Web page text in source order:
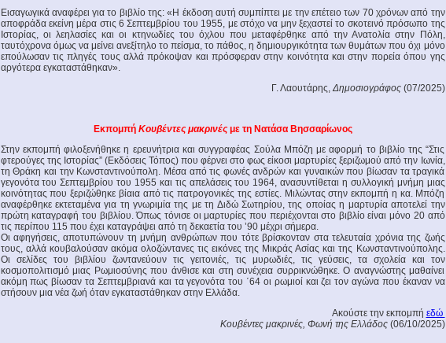
Εισαγωγικά αναφέρει για το βιβλίο της: «Η έκδοση αυτή συμπίπτει με την επέτειο των 70 χρόνων από την
αποφράδα εκείνη μέρα στις 6 Σεπτεμβρίου του 1955, με στόχο να μην ξεχαστεί το σκοτεινό πρόσωπο της
Ιστορίας, οι λεηλασίες και οι κτηνωδίες του όχλου που μεταφέρθηκε από την Ανατολία στην Πόλη,
ταυτόχρονα όμως να μείνει ανεξίτηλο το πείσμα, το πάθος, η δημιουργικότητα των θυμάτων που όχι μόνο
επούλωσαν τις πληγές τους αλλά πρόκοψαν και πρόσφεραν στην κοινότητα και στην πορεία όπου γης
αργότερα εγκαταστάθηκαν».
Γ. Λαουτάρης,Δημοσιογράφος(07/2025)
Εκπομπή Κουβέντες μακρινέςμε τη Νατάσα Βησσαρίωνος
Στην εκπομπή φιλοξενήθηκε η ερευνήτρια και συγγραφέας Σούλα Μπόζη με αφορμή το βιβλίο της “Στις
φτερούγες της Ιστορίας” (Εκδόσεις Τόπος) που φέρνει στο φως είκοσι μαρτυρίες ξεριζωμού από την Ιωνία,
τη Θράκη και την Κωνσταντινούπολη. Μέσα από τις φωνές ανδρών και γυναικών που βίωσαν τα τραγικά
γεγονότα του Σεπτεμβρίου του 1955 και τις απελάσεις του 1964, ανασυντίθεται η συλλογική μνήμη μιας
κοινότητας που ξεριζώθηκε βίαια από τις πατρογονικές της εστίες. Μιλώντας στην εκπομπή η κα. Μπόζη
αναφέρθηκε εκτεταμένα για τη γνωριμία της με τη Διδώ Σωτηρίου, της οποίας η μαρτυρία αποτελεί την
πρώτη καταγραφή του βιβλίου. Όπως τόνισε οι μαρτυρίες που περιέχονται στο βιβλίο είναι μόνο 20 από
τις περίπου 115 που έχει καταγράψει από τη δεκαετία του ’90 μέχρι σήμερα.
Οι αφηγήσεις, αποτυπώνουν τη μνήμη ανθρώπων που τότε βρίσκονταν στα τελευταία χρόνια της ζωής
τους, αλλά κουβαλούσαν ακόμα ολοζώντανες τις εικόνες της Μικράς Ασίας και της Κωνσταντινούπολης.
Οι σελίδες του βιβλίου ζωντανεύουν τις γειτονιές, τις μυρωδιές, τις γεύσεις, τα σχολεία και τον
κοσμοπολιτισμό μιας Ρωμιοσύνης που άνθισε και στη συνέχεια συρρικνώθηκε. Ο αναγνώστης μαθαίνει
ακόμη πως βίωσαν τα Σεπτεμβριανά και τα γεγονότα του ΄64 οι ρωμιοί και ζει τον αγώνα που έκαναν να
στήσουν μια νέα ζωή όταν εγκαταστάθηκαν στην Ελλάδα.
Ακούστε την εκπομπή εδώ
Κουβέντες μακρινές, Φωνή της Ελλάδος(06/10/2025)